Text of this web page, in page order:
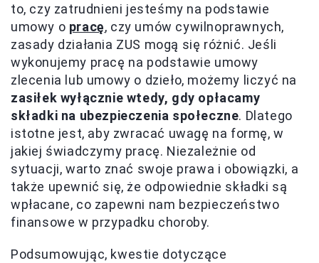
to, czy zatrudnieni jesteśmy na podstawie
umowy o pracę, czy umów cywilnoprawnych,
zasady działania ZUS mogą się różnić. Jeśli
wykonujemy pracę na podstawie umowy
zlecenia lub umowy o dzieło, możemy liczyć na
zasiłek wyłącznie wtedy, gdy opłacamy
składki na ubezpieczenia społeczne. Dlatego
istotne jest, aby zwracać uwagę na formę, w
jakiej świadczymy pracę. Niezależnie od
sytuacji, warto znać swoje prawa i obowiązki, a
także upewnić się, że odpowiednie składki są
wpłacane, co zapewni nam bezpieczeństwo
finansowe w przypadku choroby.
Podsumowując, kwestie dotyczące